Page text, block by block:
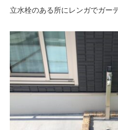
立水栓のある所にレンガでガー